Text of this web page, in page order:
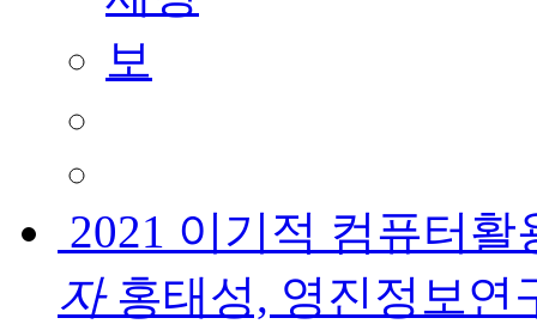
2021 이기적 컴퓨터
자홍태성, 영진정보연